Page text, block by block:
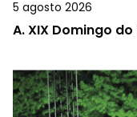
5 agosto 2026
A.XIX Domingo